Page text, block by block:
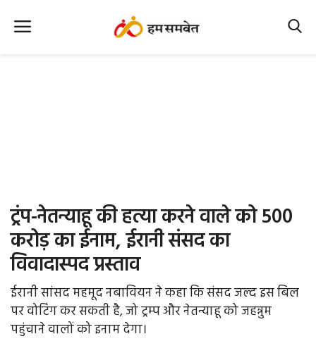
Office Office
Political Gossips
Farm & Food
Opinion
ट्रंप-नेतन्याहू की हत्या करने वाले को 500
करोड़ का ईनाम, ईरानी संसद का
विवादास्पद प्रस्ताव
ईरानी सांसद महमूद नबावियन ने कहा कि संसद जल्द इस बिल
पर वोटिंग कर सकती है, जो ट्रम्प और नेतन्याहू को जहन्नुम
पहुंचाने वालों को इनाम देगा।